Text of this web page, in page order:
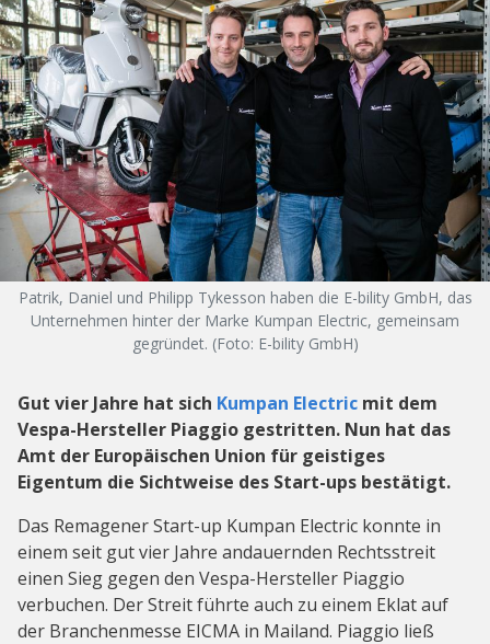
Patrik, Daniel und Philipp Tykesson haben die E-bility GmbH, das
Unternehmen hinter der Marke Kumpan Electric, gemeinsam
gegründet. (Foto: E-bility GmbH)
Gut vier Jahre hat sich Kumpan Electric mit dem
Vespa-Hersteller Piaggio gestritten. Nun hat das
Amt der Europäischen Union für geistiges
Eigentum die Sichtweise des Start-ups bestätigt.
Das Remagener Start-up Kumpan Electric konnte in
einem seit gut vier Jahre andauernden Rechtsstreit
einen Sieg gegen den Vespa-Hersteller Piaggio
verbuchen. Der Streit führte auch zu einem Eklat auf
der Branchenmesse EICMA in Mailand. Piaggio ließ